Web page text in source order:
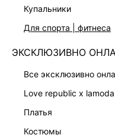
купальники
для спорта | фитнеса
ЭКСКЛЮЗИВНО
все эксклюзивно
love republic x lamoda
платья
костюмы
КАТАЛОГ
КОМПАНИЯ